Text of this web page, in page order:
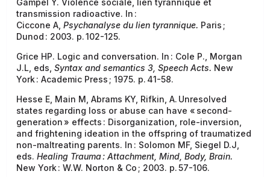
Gampel Y. Violence sociale, lien tyrannique et
transmission radioactive. In :
Ciccone A, Psychanalyse du lien tyrannique. Paris ;
Dunod : 2003. p. 102-125.
Grice HP. Logic and conversation. In : Cole P., Morgan
J.L, eds, Syntax and semantics 3, Speech Acts. New
York : Academic Press ; 1975. p. 41-58.
Hesse E, Main M, Abrams KY, Rifkin, A. Unresolved
states regarding loss or abuse can have « second-
generation » effects : Disorganization, role-inversion,
and frightening ideation in the offspring of traumatized
non-maltreating parents. In : Solomon MF, Siegel D.J,
eds. Healing Trauma : Attachment, Mind, Body, Brain.
New York : W.W. Norton & Co ; 2003. p. 57-106.